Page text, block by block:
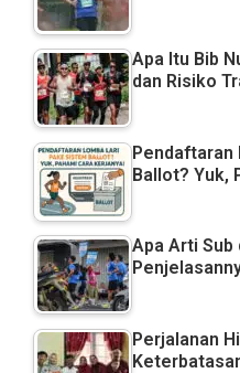
Apa Itu Bib
dan Risiko
Pendaftaran
Ballot? Yuk,
Apa Arti Sub
Perjalanan